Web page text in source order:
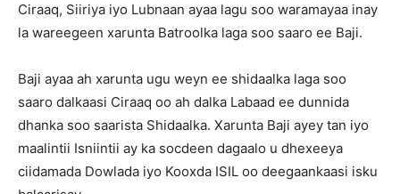
Ciraaq, Siiriya iyo Lubnaan ayaa lagu soo waramayaa inay
la wareegeen xarunta Batroolka laga soo saaro ee Baji.
Baji ayaa ah xarunta ugu weyn ee shidaalka laga soo
saaro dalkaasi Ciraaq oo ah dalka Labaad ee dunnida
dhanka soo saarista Shidaalka. Xarunta Baji ayey tan iyo
maalintii Isniintii ay ka socdeen dagaalo u dhexeeya
ciidamada Dowlada iyo Kooxda ISIL oo deegaankaasi isku